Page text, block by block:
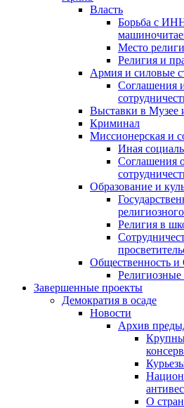
Власть
Борьба с
Место
Религия и
Армия и силовые
Соглашения
Выставки в Музее
Криминал
Миссионерская и
Иная
Соглашения
Образование и
Религия в
Общественность
Завершенные проекты
Демократия в осаде
Новости
Архив
О